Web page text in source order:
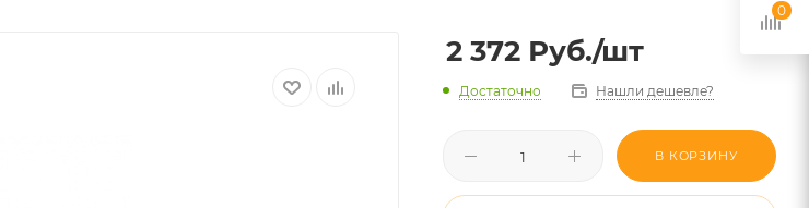
2 372 Руб./шт
Достаточно Нашли дешевле?
В КОРЗИНУ
0